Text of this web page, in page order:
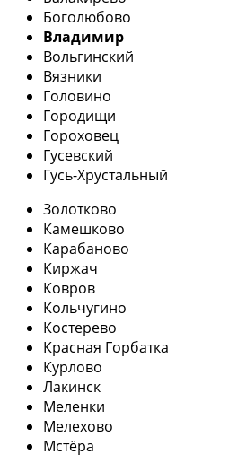
Боголюбово
Владимир
Вольгинский
Вязники
Головино
Городищи
Гороховец
Гусевский
Гусь-Хрустальный
Золотково
Камешково
Карабаново
Киржач
Ковров
Кольчугино
Костерево
Красная Горбатка
Курлово
Лакинск
Меленки
Мелехово
Мстёра